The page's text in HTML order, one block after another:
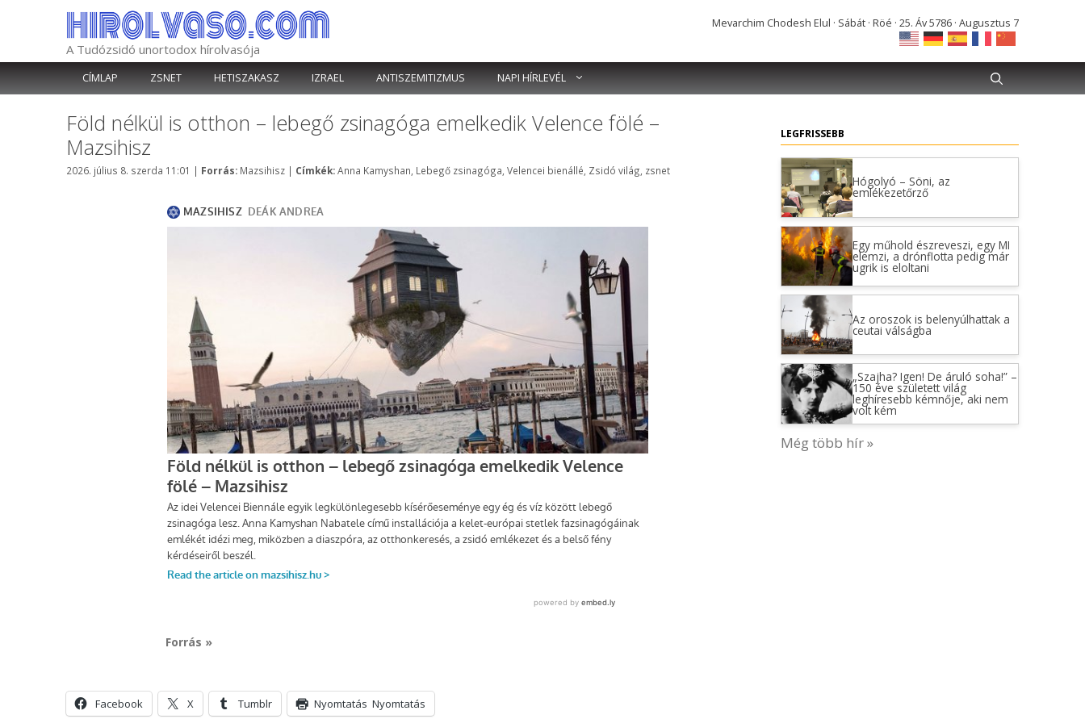
A Tudózsidó unortodox hírolvasója
Mevarchim Chodesh Elul · Sábát · Röé · 25. Áv 5786 · Augusztus 7
CÍMLAP ZSNET HETISZAKASZ IZRAEL ANTISZEMITIZMUS NAPI HÍRLEVÉL
Föld nélkül is otthon – lebegő zsinagóga emelkedik Velence fölé –
Mazsihisz
2026. július 8. szerda 11:01 | Forrás: Kategória
Mazsihisz | Címkék: Címkék
Anna Kamyshan Lebegő zsinagóga Velencei bienállé Zsidó világ zsnet
Forrás »
Facebook X Tumblr Nyomtatás Nyomtatás
LEGFRISSEBB
Hógolyó – Söni, az
emlékezetőrző
Egy műhold észreveszi, egy MI
elemzi, a drónflotta pedig már
ugrik is eloltani
Az oroszok is belenyúlhattak a
ceutai válságba
„Szajha? Igen! De áruló soha!” –
150 éve született világ
leghíresebb kémnője, aki nem
volt kém
Még több hír »